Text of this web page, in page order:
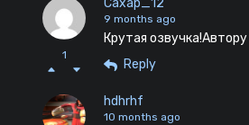
1
Caxap_12
9 months ago
Крутая
Reply
hdhrhf
10 months ago